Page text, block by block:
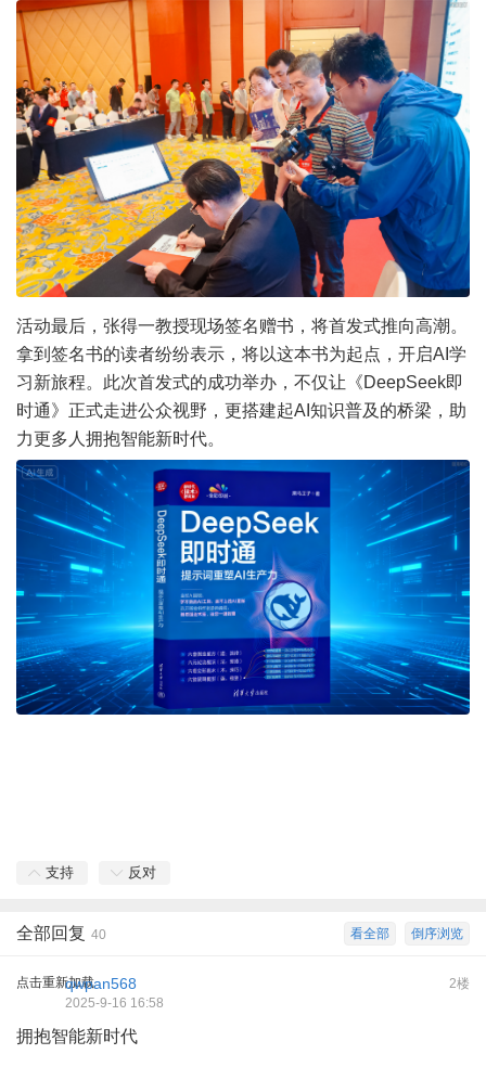
活动最后，张得一教授现场签名赠书，将首发式推向高潮。
拿到签名书的读者纷纷表示，将以这本书为起点，开启AI学
习新旅程。此次首发式的成功举办，不仅让《DeepSeek即
时通》正式走进公众视野，更搭建起AI知识普及的桥梁，助
力更多人拥抱智能新时代。
支持 反对
倒序浏览
看全部
全部回复 40
点击重新加载 2楼
qwpan568
2025-9-16 16:58
拥抱智能新时代